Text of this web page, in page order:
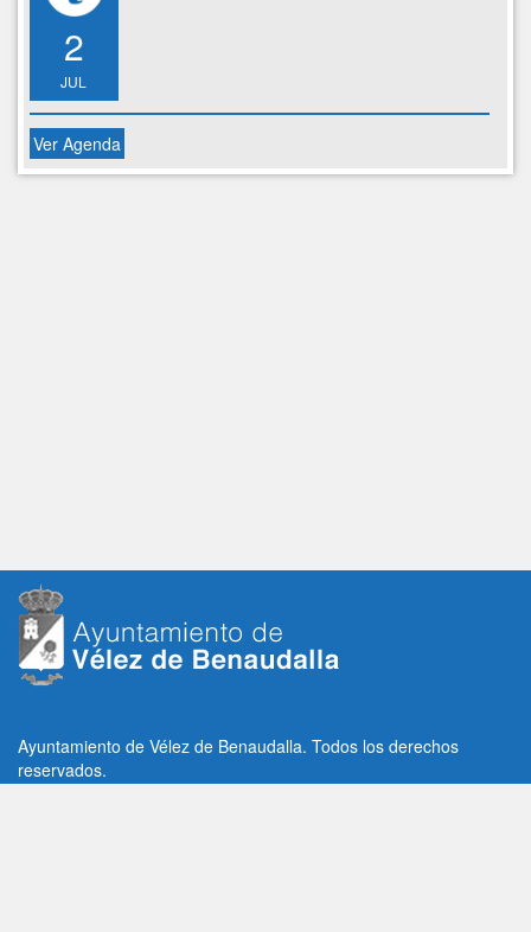
2
JUL
Ver Agenda
Ayuntamiento de Vélez de Benaudalla. Todos los derechos
reservados.